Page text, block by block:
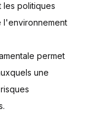
politiques
l'environnement
permet
une